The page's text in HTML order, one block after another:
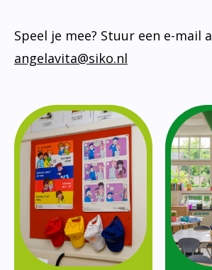
Speel je mee? Stuur een e-mail
angelavita@siko.nl